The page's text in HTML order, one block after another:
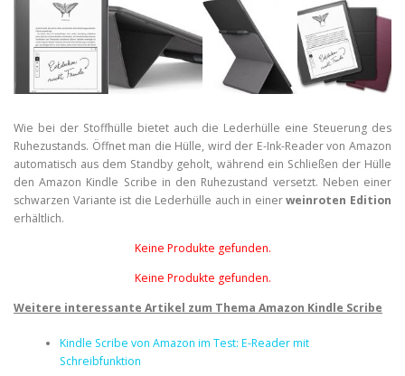
Wie bei der Stoffhülle bietet auch die Lederhülle eine Steuerung des
Ruhezustands. Öffnet man die Hülle, wird der E-Ink-Reader von Amazon
automatisch aus dem Standby geholt, während ein Schließen der Hülle
den Amazon Kindle Scribe in den Ruhezustand versetzt. Neben einer
schwarzen Variante ist die Lederhülle auch in einerweinroten Edition
erhältlich.
Keine Produkte gefunden.
Keine Produkte gefunden.
Weitere interessante Artikel zum Thema Amazon Kindle Scribe
Kindle Scribe von Amazon im Test: E-Reader mit
Schreibfunktion